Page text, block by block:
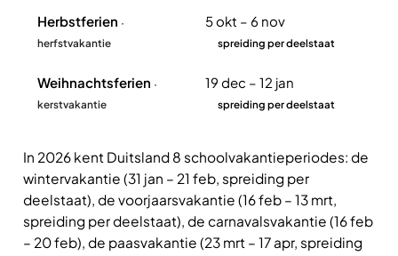
Herbstferien ·
herfstvakantie
5 okt – 6 nov
spreiding per deelstaat
Weihnachtsferien ·
kerstvakantie
19 dec – 12 jan
spreiding per deelstaat
In 2026 kent Duitsland 8 schoolvakantieperiodes: de
wintervakantie (31 jan – 21 feb, spreiding per
deelstaat), de voorjaarsvakantie (16 feb – 13 mrt,
spreiding per deelstaat), de carnavalsvakantie (16 feb
– 20 feb), de paasvakantie (23 mrt – 17 apr, spreiding